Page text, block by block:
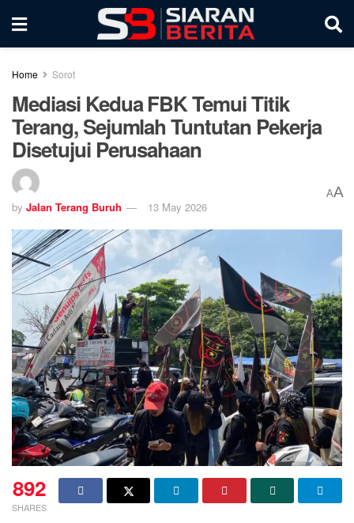
Home Sorot
Mediasi Kedua FBK Temui Titik
Terang, Sejumlah Tuntutan Pekerja
Disetujui Perusahaan
by Jalan Terang Buruh 13 May 2026
AA
892
SHARES